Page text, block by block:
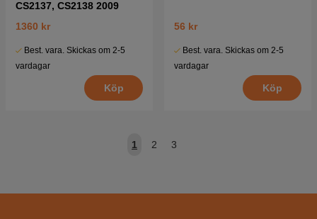
CS2137, CS2138 2009
1360 kr
Best. vara. Skickas om 2-5
vardagar
Köp
56 kr
Best. vara. Skickas om 2-5
vardagar
Köp
1 2 3